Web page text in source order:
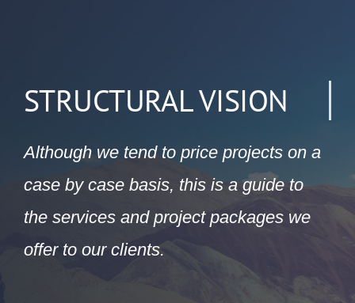
STRUCTURAL VISION
Although we tend to price projects on a
case by case basis, this is a guide to
the services and project packages we
offer to our clients.